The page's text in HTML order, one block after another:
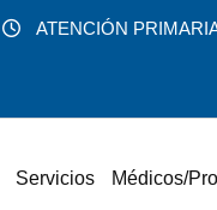
ATENCIÓN
Servicios Médicos/